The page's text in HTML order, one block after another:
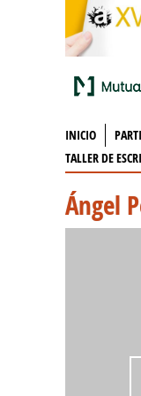
INICIO
TALLER DE
Ángel